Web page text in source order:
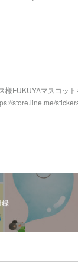
FUKUYAマスコッ
store.line.me/
録